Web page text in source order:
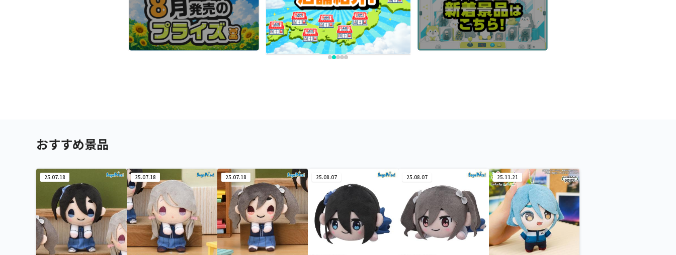
おすすめ景品
25.07.18 25.07.18 25.07.18 25.08.07 25.08.07 25.11.21